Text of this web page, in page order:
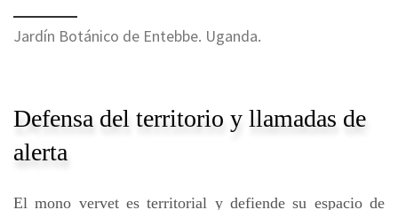
Jardín Botánico de Entebbe. Uganda.
Defensa del territorio y llamadas de
alerta
El mono vervet es territorial y defiende su espacio de